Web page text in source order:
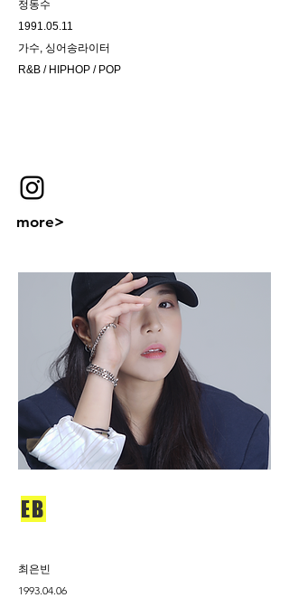
정동수
1991.05.11
가수, 싱어송라이터
R&B / HIPHOP / POP
​more>
EB
최은빈
1993.04.06